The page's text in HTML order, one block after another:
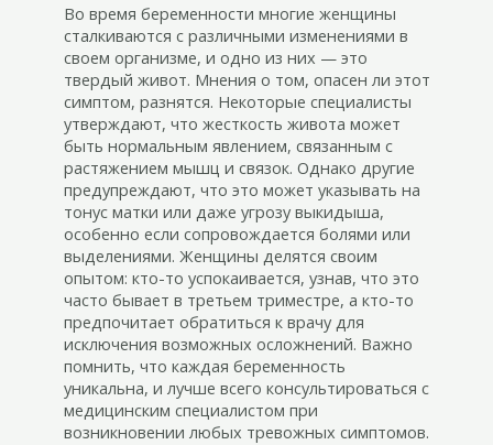
Во время беременности многие женщины
сталкиваются с различными изменениями в
своем организме, и одно из них — это
твердый живот. Мнения о том, опасен ли этот
симптом, разнятся. Некоторые специалисты
утверждают, что жесткость живота может
быть нормальным явлением, связанным с
растяжением мышц и связок. Однако другие
предупреждают, что это может указывать на
тонус матки или даже угрозу выкидыша,
особенно если сопровождается болями или
выделениями. Женщины делятся своим
опытом: кто-то успокаивается, узнав, что это
часто бывает в третьем триместре, а кто-то
предпочитает обратиться к врачу для
исключения возможных осложнений. Важно
помнить, что каждая беременность
уникальна, и лучше всего консультироваться с
медицинским специалистом при
возникновении любых тревожных симптомов.